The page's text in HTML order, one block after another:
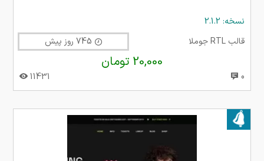
نسخه: 2.1.2
قالب RTL جوملا
20,000 تومان
0
11431